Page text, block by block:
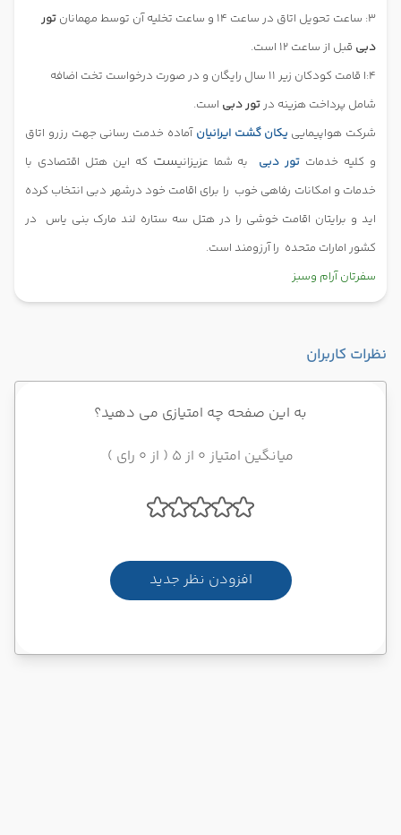
3: ساعت تحویل اتاق در ساعت 14 و ساعت تخلیه آن توسط مهمانان
تور
دبی قبل از ساعت 12 است.
4:ا قامت کودکان زیر 11 سال رایگان و در صورت درخواست تخت اضافه
شامل پرداخت هزینه در تور دبی است.
شرکت هواپیمایی یکان گشت ایرانیان آماده خدمت رسانی جهت رزرو اتاق
و کلیه خدمات تور دبی به شما عزیزانیست که این هتل اقتصادی با
خدمات و امکانات رفاهی خوب را برای اقامت خود درشهر دبی انتخاب کرده
اید و برایتان اقامت خوشی را در هتل سه ستاره لند مارک بنی یاس در
کشور امارات متحده را آرزومند است.
سفرتان آرام وسبز
نظرات کاربران
به این صفحه چه امتیازی می دهید؟
میانگین امتیاز 0 از 5 ( از 0 رای )
افزودن نظر جدید